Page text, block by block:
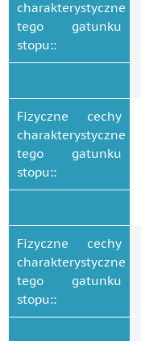
charakterystyczne
tego gatunku
stopu::
Fizyczne cechy
charakterystyczne
tego gatunku
stopu::
Fizyczne cechy
charakterystyczne
tego gatunku
stopu::